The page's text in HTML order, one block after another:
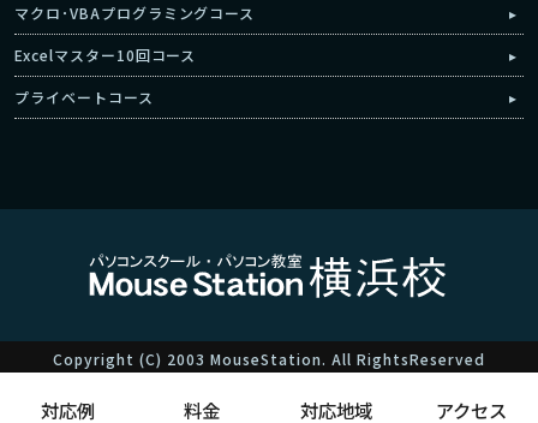
対応例 料金 対応地域 アクセス
マクロ･VBAプログラミングコース
Excelマスター10回コース
プライベートコース
Copyright (C) 2003 MouseStation. All RightsReserved